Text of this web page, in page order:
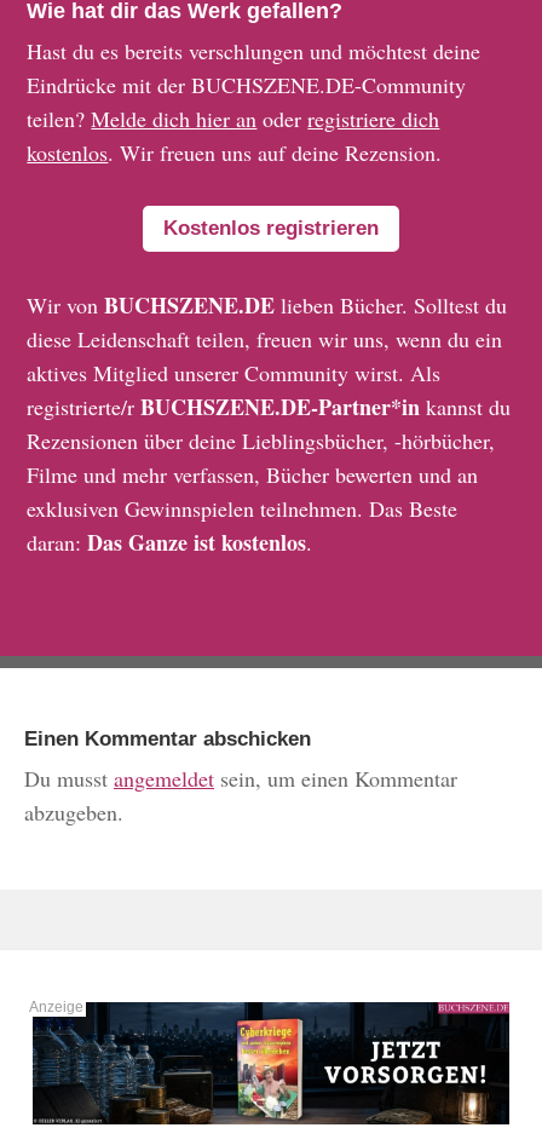
Wie hat dir das Werk gefallen?
Hast du es bereits verschlungen und möchtest deine
Eindrücke mit der BUCHSZENE.DE-Community
teilen?Melde dich hier an oderregistriere dich
kostenlos. Wir freuen uns auf deine Rezension.
Kostenlos registrieren
Wir vonBUCHSZENE.DE lieben Bücher. Solltest du
diese Leidenschaft teilen, freuen wir uns, wenn du ein
aktives Mitglied unserer Community wirst. Als
registrierte/rBUCHSZENE.DE-Partner*in kannst du
Rezensionen über deine Lieblingsbücher, -hörbücher,
Filme und mehr verfassen, Bücher bewerten und an
exklusiven Gewinnspielen teilnehmen. Das Beste
daran:Das Ganze ist kostenlos.
Einen Kommentar abschicken
Du musst angemeldet sein, um einen Kommentar
abzugeben.